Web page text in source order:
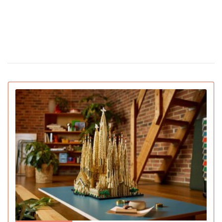
15 умирающих профессий, которым грозит
16 декабря 16:22 Pantone назвал главный цвет 2026 года:
символизирует спокойствие (видео)
10 декабря 17:33
Pornhub подвел итоги года: Украина в
топ-20 по просмотрам
04 декабря 15:38 YouTube объявил итоги 2025 года: лучший
блогер, подкаст, самая популярная тема и музыка
03 декабря 13:59 Ботокс стал самой популярной процедурой
среднего класса и создал тренд на «однородные лица»
01 декабря 17:43 Главным «словом» 2025 года стал термин, с
которым сталкивался каждый человек в интернете